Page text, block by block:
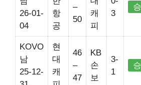
26-01-
04
항
공
–
50
캐
피
3
승
KOVO
남
25-12-
현
대
캐
46
–
47
KB
손
보
3-
1
승